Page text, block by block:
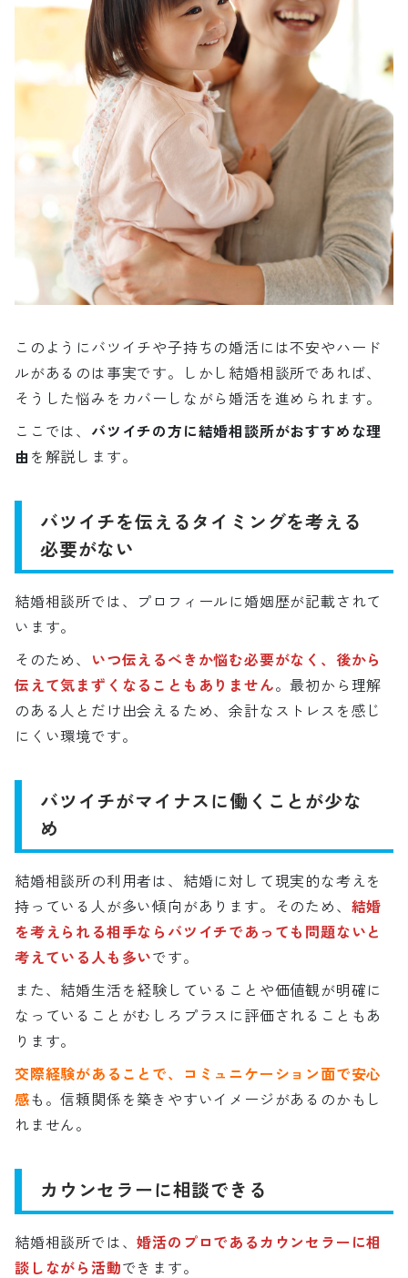
このようにバツイチや子持ちの婚活には不安やハード
ルがあるのは事実です。しかし結婚相談所であれば、
そうした悩みをカバーしながら婚活を進められます。
ここでは、 バツイチの方に結婚相談所がおすすめな理
由 を解説します。
バツイチを伝えるタイミングを考える
必要がない
結婚相談所では、プロフィールに婚姻歴が記載されて
います。
そのため、 いつ伝えるべきか悩む必要がなく、後から
伝えて気まずくなることもありません。最初から理解
のある人とだけ出会えるため、余計なストレスを感じ
にくい環境です。
バツイチがマイナスに働くことが少な
め
結婚相談所の利用者は、結婚に対して現実的な考えを
持っている人が多い傾向があります。そのため、 結婚
を考えられる相手ならバツイチであっても問題ないと
考えている人も多いです。
また、結婚生活を経験していることや価値観が明確に
なっていることがむしろプラスに評価されることもあ
ります。
交際経験があることで、コミュニケーション面で安心
感も。信頼関係を築きやすいイメージがあるのかもし
れません。
カウンセラーに相談できる
結婚相談所では、婚活のプロであるカウンセラーに相
談しながら活動できます。